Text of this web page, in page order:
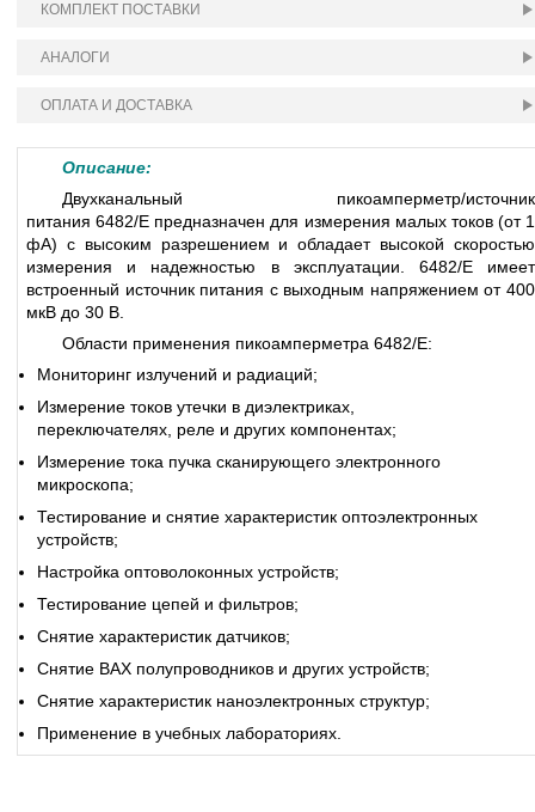
КОМПЛЕКТ ПОСТАВКИ
АНАЛОГИ
ОПЛАТА И ДОСТАВКА
Описание:
Двухканальный пикоамперметр/источник
питания 6482/E предназначен для измерения малых токов (от 1
фА) с высоким разрешением и обладает высокой скоростью
измерения и надежностью в эксплуатации. 6482/E имеет
встроенный источник питания с выходным напряжением от 400
мкВ до 30 В.
Области применения пикоамперметра 6482/E:
Мониторинг излучений и радиаций;
Измерение токов утечки в диэлектриках,
переключателях, реле и других компонентах;
Измерение тока пучка сканирующего электронного
микроскопа;
Тестирование и снятие характеристик оптоэлектронных
устройств;
Настройка оптоволоконных устройств;
Тестирование цепей и фильтров;
Снятие характеристик датчиков;
Снятие ВАХ полупроводников и других устройств;
Снятие характеристик наноэлектронных структур;
Применение в учебных лабораториях.